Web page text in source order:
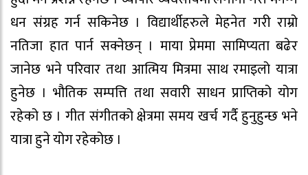
धन संग्रह गर्न सकिनेछ । विद्यार्थीहरुले मेहनेत गरी राम्रो
नतिजा हात पार्न सक्नेछन् । माया प्रेममा सामिप्यता बढेर
जानेछ भने परिवार तथा आत्मिय मित्रमा साथ रमाइलो यात्रा
हुनेछ । भौतिक सम्पत्ति तथा सवारी साधन प्राप्तिको योग
रहेको छ । गीत संगीतको क्षेत्रमा समय खर्च गर्दै हुनुहुन्छ भने
यात्रा हुने योग रहेकोछ ।